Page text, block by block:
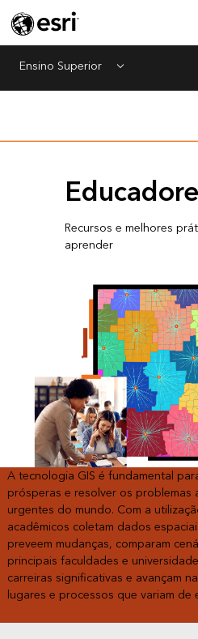
Ensino Superior Menu
Recursos e melhores
aprender
A tecnologia GIS é fundamental
prósperas e resolver os problemas
urgentes do mundo. Com a
acadêmicos coletam dados
preveem mudanças, comparam
principais faculdades e
carreiras significativas e avançam
lugares e processos que variam de